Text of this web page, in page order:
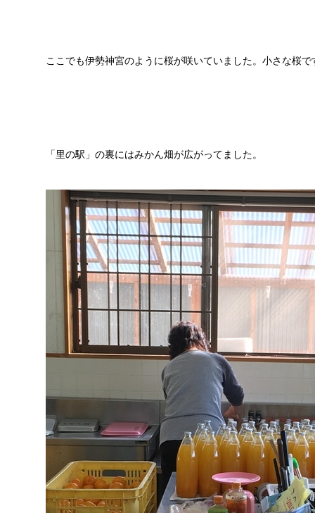
ここでも伊勢神宮のように桜が咲いていました。小さな桜
「里の駅」の裏にはみかん畑が広がってました。